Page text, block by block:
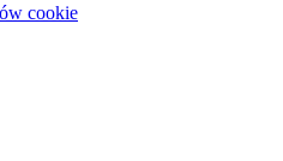
cookie